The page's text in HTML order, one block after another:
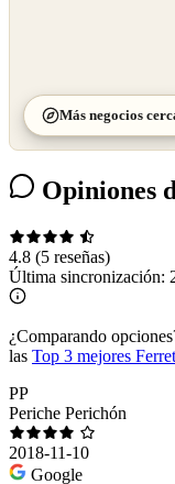
Más negocios
Opiniones
4.8 (5 reseñas)
Última sincronización:
¿Comparando
las Top 3 mejores
PP
Periche Perichón
2018-11-10
Google